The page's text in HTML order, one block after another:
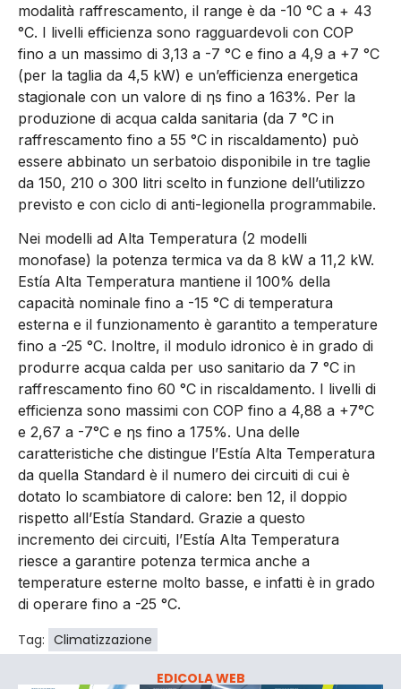
modalità raffrescamento, il range è da -10 °C a + 43
°C. I livelli efficienza sono ragguardevoli con COP
fino a un massimo di 3,13 a -7 °C e fino a 4,9 a +7 °C
(per la taglia da 4,5 kW) e un’efficienza energetica
stagionale con un valore di ηs fino a 163%. Per la
produzione di acqua calda sanitaria (da 7 °C in
raffrescamento fino a 55 °C in riscaldamento) può
essere abbinato un serbatoio disponibile in tre taglie
da 150, 210 o 300 litri scelto in funzione dell’utilizzo
previsto e con ciclo di anti-legionella programmabile.
Nei modelli ad Alta Temperatura (2 modelli
monofase) la potenza termica va da 8 kW a 11,2 kW.
Estía Alta Temperatura mantiene il 100% della
capacità nominale fino a -15 °C di temperatura
esterna e il funzionamento è garantito a temperature
fino a -25 °C. Inoltre, il modulo idronico è in grado di
produrre acqua calda per uso sanitario da 7 °C in
raffrescamento fino 60 °C in riscaldamento. I livelli di
efficienza sono massimi con COP fino a 4,88 a +7°C
e 2,67 a -7°C e ηs fino a 175%. Una delle
caratteristiche che distingue l’Estía Alta Temperatura
da quella Standard è il numero dei circuiti di cui è
dotato lo scambiatore di calore: ben 12, il doppio
rispetto all’Estía Standard. Grazie a questo
incremento dei circuiti, l’Estía Alta Temperatura
riesce a garantire potenza termica anche a
temperature esterne molto basse, e infatti è in grado
di operare fino a -25 °C.
Tag: Climatizzazione
EDICOLA WEB